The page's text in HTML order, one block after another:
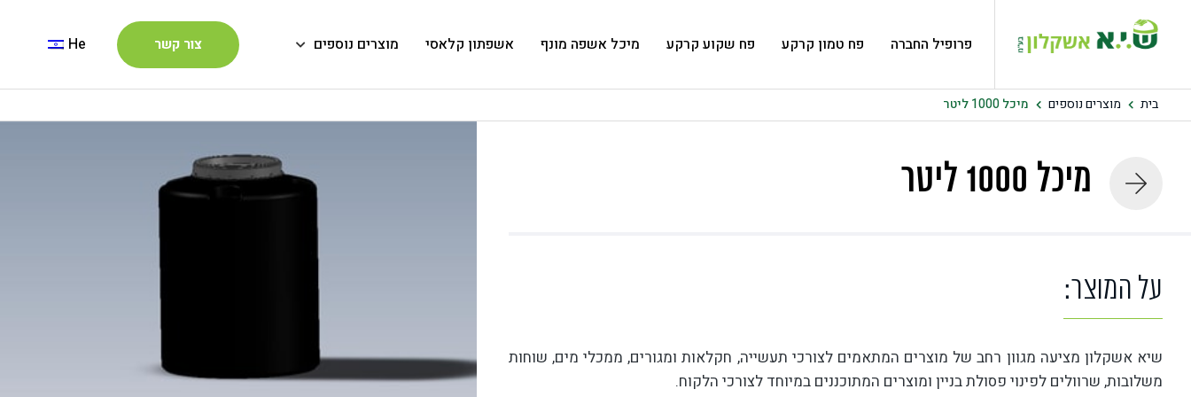
פרופיל החברה פח טמון קרקע פח שקוע קרקע מיכל אשפה מונף אשפתון קלאסי מוצרים נוספים צור קשר He
בית מוצרים נוספים מיכל 1000 ליטר
מיכל 1000 ליטר
על המוצר:
שיא אשקלון מציעה מגוון רחב של מוצרים המתאמים לצורכי תעשייה, חקלאות ומגורים, ממכלי מים, שוחות
משלובות, שרוולים לפינוי פסולת בניין ומוצרים המתוכננים במיוחד לצורכי הלקוח.